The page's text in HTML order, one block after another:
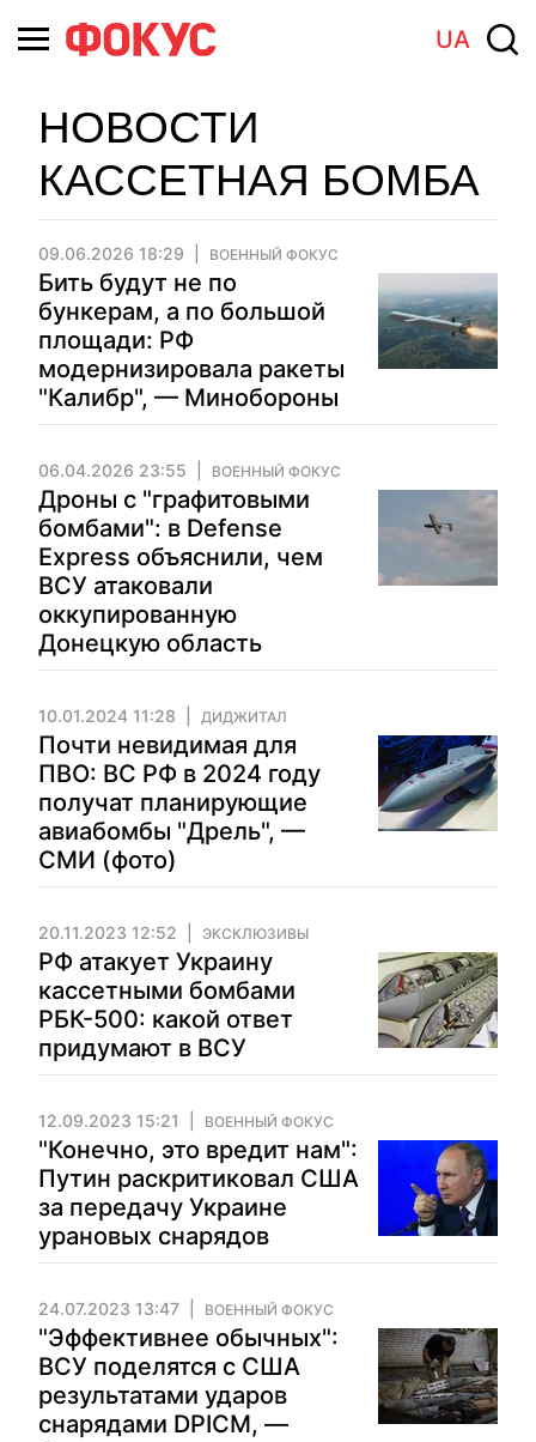
UA
НОВОСТИ
КАССЕТНАЯ БОМБА
09.06.2026 18:29 ВОЕННЫЙ ФОКУС
Бить будут не по
бункерам, а по большой
площади: РФ
модернизировала ракеты
"Калибр", — Минобороны
06.04.2026 23:55 ВОЕННЫЙ ФОКУС
Дроны с "графитовыми
бомбами": в Defense
Express объяснили, чем
ВСУ атаковали
оккупированную
Донецкую область
10.01.2024 11:28 ДИДЖИТАЛ
Почти невидимая для
ПВО: ВС РФ в 2024 году
получат планирующие
авиабомбы "Дрель", —
СМИ (фото)
20.11.2023 12:52 ЭКСКЛЮЗИВЫ
РФ атакует Украину
кассетными бомбами
РБК-500: какой ответ
придумают в ВСУ
12.09.2023 15:21 ВОЕННЫЙ ФОКУС
"Конечно, это вредит нам":
Путин раскритиковал США
за передачу Украине
урановых снарядов
24.07.2023 13:47 ВОЕННЫЙ ФОКУС
"Эффективнее обычных":
ВСУ поделятся с США
результатами ударов
снарядами DPICM, —